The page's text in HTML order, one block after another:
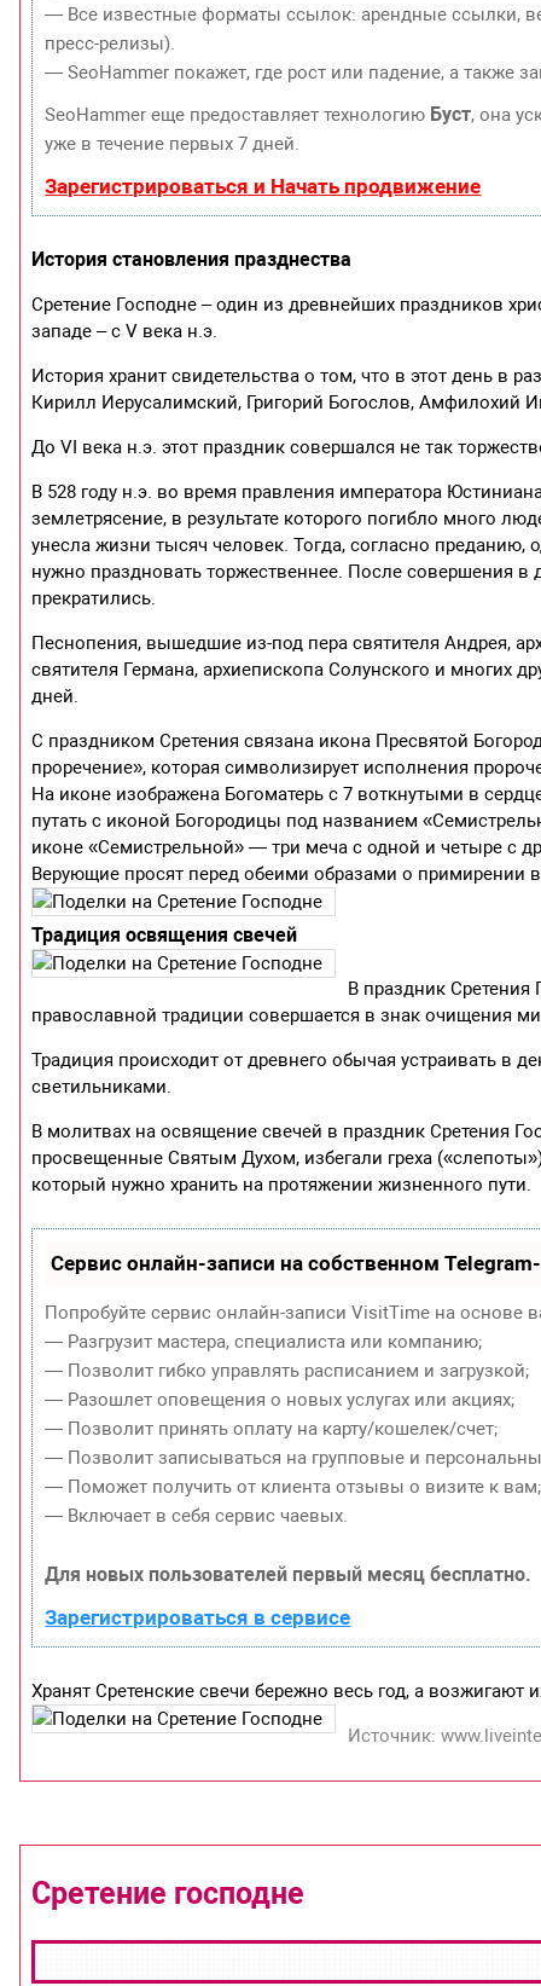
— Все известные форматы ссылок: арендные ссылки,
пресс-релизы).
— SeoHammer покажет, где рост или падение, а также
SeoHammer еще предоставляет технологию Буст, она
уже в течение первых 7 дней.
Зарегистрироваться и Начать продвижение
История становления празднества
Сретение Господне – один из древнейших праздников
западе – с V века н.э.
История хранит свидетельства о том, что в этот день в
Кирилл Иерусалимский, Григорий Богослов, Амфилохий
До VI века н.э. этот праздник совершался не так
В 528 году н.э. во время правления императора
землетрясение, в результате которого погибло много
унесла жизни тысяч человек. Тогда, согласно преданию,
нужно праздновать торжественнее. После совершения в
прекратились.
Песнопения, вышедшие из-под пера святителя Андрея,
святителя Германа, архиепископа Солунского и многих
дней.
С праздником Сретения связана икона Пресвятой
проречение», которая символизирует исполнения
На иконе изображена Богоматерь с 7 воткнутыми в
путать с иконой Богородицы под названием
иконе «Семистрельной» — три меча с одной и четыре с
Верующие просят перед обеими образами о примирении
Традиция освящения свечей
В праздник Сретения
православной традиции совершается в знак очищения
Традиция происходит от древнего обычая устраивать в
светильниками.
В молитвах на освящение свечей в праздник Сретения
просвещенные Святым Духом, избегали греха
который нужно хранить на протяжении жизненного пути.
Сервис онлайн-записи на собственном
Попробуйте сервис онлайн-записи VisitTime на основе
— Разгрузит мастера, специалиста или компанию;
— Позволит гибко управлять расписанием и загрузкой;
— Разошлет оповещения о новых услугах или акциях;
— Позволит принять оплату на карту/кошелек/счет;
— Позволит записываться на групповые и
— Поможет получить от клиента отзывы о визите к вам;
— Включает в себя сервис чаевых.
Для новых пользователей первый месяц бесплатно.
Зарегистрироваться в сервисе
Хранят Сретенские свечи бережно весь год, а
Источник:
Сретение господне